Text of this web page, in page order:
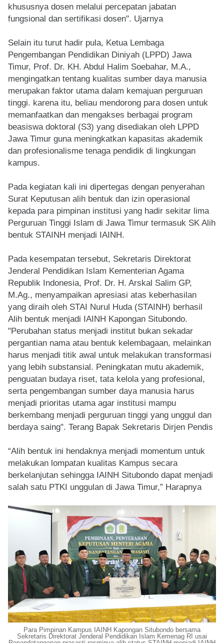
khususnya dosen melalui percepatan jabatan
fungsional dan sertifikasi dosen". Ujarnya
Selain itu turut hadir pula, Ketua Lembaga
Pengembangan Pendidikan Diniyah (LPPD) Jawa
Timur, Prof. Dr. KH. Abdul Halim Soebahar, M.A.,
mengingatkan tentang kualitas sumber daya manusia
merupakan faktor utama dalam kemajuan perguruan
tinggi. karena itu, beliau mendorong para dosen untuk
memanfaatkan dan mengakses berbagai program
beasiswa doktoral (S3) yang disediakan oleh LPPD
Jawa Timur guna meningkatkan kapasitas akademik
dan profesionalisme tenaga pendidik di lingkungan
kampus.
Pada kegiatan kali ini dipertegas dengan penyerahan
Surat Keputusan alih bentuk dan izin operasional
kepada para pimpinan institusi yang hadir sekitar lima
Perguruan Tinggi Islam di Jawa Timur termasuk SK Alih
bentuk STAINH menjadi IAINH.
Pada kesempatan tersebut, Sekretaris Direktorat
Jenderal Pendidikan Islam Kementerian Agama
Republik Indonesia, Prof. Dr. H. Arskal Salim GP,
M.Ag., menyampaikan apresiasi atas keberhasilan
yang diraih oleh STAI Nurul Huda (STAINH) berhasil
Alih bentuk menjadi IAINH Kapongan Situbondo.
"Perubahan status menjadi institut bukan sekadar
pergantian nama atau bentuk kelembagaan, melainkan
harus menjadi titik awal untuk melakukan transformasi
yang lebih substansial. Peningkatan mutu akademik,
penguatan budaya riset, tata kelola yang profesional,
serta pengembangan sumber daya manusia harus
menjadi prioritas utama agar institusi mampu
berkembang menjadi perguruan tinggi yang unggul dan
berdaya saing". Terang Bapak Sekretaris Dirjen Pendis
“Alih bentuk ini hendaknya menjadi momentum untuk
melakukan lompatan kualitas Kampus secara
berkelanjutan sehingga IAINH Situbondo dapat menjadi
salah satu PTKI unggulan di Jawa Timur,” Harapnya
Para Pimpinan Kampus IAINH Kapongan Situbondo bersama
Sekretaris Direktorat Jenderal Pendidikan Islam Kemenag RI usai